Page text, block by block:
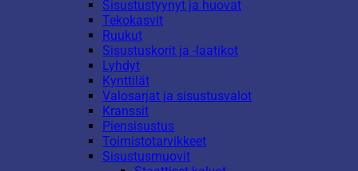
Sisustustyynyt ja huovat
Tekokasvit
Ruukut
Sisustuskorit ja -laatikot
Lyhdyt
Kynttilät
Valosarjat ja sisustusvalot
Kranssit
Piensisustus
Toimistotarvikkeet
Sisustusmuovit